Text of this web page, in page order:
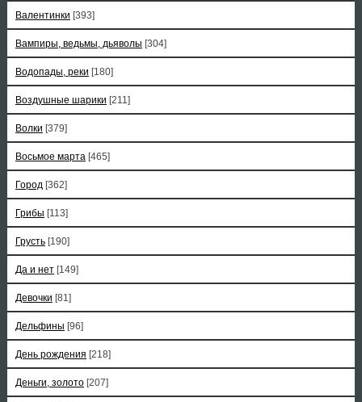
Валентинки [393]
Вампиры, ведьмы, дьяволы [304]
Водопады, реки [180]
Воздушные шарики [211]
Волки [379]
Восьмое марта [465]
Город [362]
Грибы [113]
Грусть [190]
Да и нет [149]
Девочки [81]
Дельфины [96]
День рождения [218]
Деньги, золото [207]